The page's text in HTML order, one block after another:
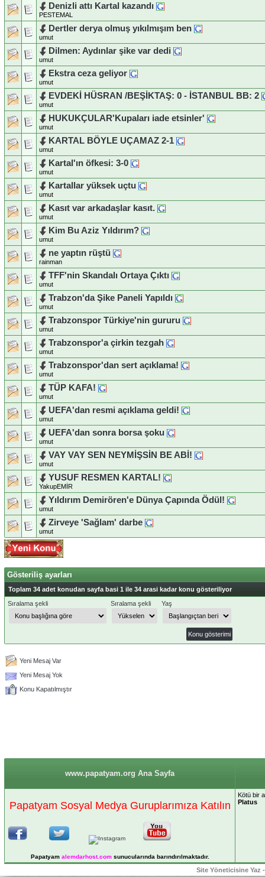
Denizli attı Kartal kazandı
PESTEMAL
Dertler derya olmuş yıkılmışım ben
umut
Dilmen: Aydınlar şike var dedi
umut
Ekstra ceza geliyor
umut
EVDEKİ HÜSRAN /BEŞİKTAŞ: 0 - İSTANBUL BB: 2
umut
HUKUKÇULAR'Kupaları iade etsinler'
umut
KARTAL BÖYLE UÇAMAZ 2-1
umut
Kartal'ın öfkesi: 3-0
umut
Kartallar yüksek uçtu
umut
Kasıt var arkadaşlar kasıt.
umut
Kim Bu Aziz Yıldırım?
umut
ne yaptın rüştü
rainman
TFF'nin Skandalı Ortaya Çıktı
umut
Trabzon'da Şike Paneli Yapıldı
umut
Trabzonspor Türkiye'nin gururu
umut
Trabzonspor'a çirkin tezgah
umut
Trabzonspor'dan sert açıklama!
umut
TÜP KAFA!
umut
UEFA'dan resmi açıklama geldi!
umut
UEFA'dan sonra borsa şoku
umut
VAY VAY SEN NEYMİŞSİN BE ABİ!
umut
YUSUF RESMEN KARTAL!
YakupEMİR
Yıldırım Demirören'e Dünya Çapında Ödül!
umut
Zirveye 'Sağlam' darbe
umut
Gösteriliş ayarları
Toplam 34 adet konudan sayfa basi 1 ile 34 arasi kadar konu gösteriliyor
Sıralama şekli
Sıralama şekli Yaş
Yeni Mesaj Var
Yeni Mesaj Yok
Konu Kapatılmıştır
www.papatyam.org Ana Sayfa
Papatyam Sosyal Medya Guruplarımıza Katılın
Papatyam alemdarhost.comsunucularında barındırılmaktadır.
Kötü bir
Platus
Site Yöneticisine Yaz